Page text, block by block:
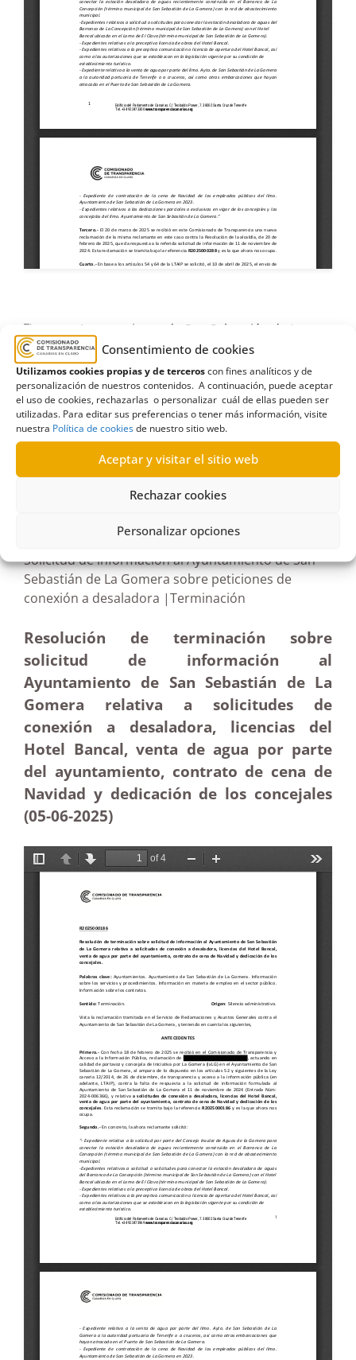
Consentimiento de cookies
Utilizamos cookies propias y de terceroscon fines analíticos y de
personalización de nuestros contenidos. A continuación, puede aceptar
el uso de cookies, rechazarlas o personalizar cuál de ellas pueden ser
utilizadas. Para editar sus preferencias o tener más información, visite
nuestra Política de cookiesde nuestro sitio web.
Aceptar y visitar el sitio web
Rechazar cookies
Personalizar opciones
Ayuntamiento de San Sebastián de La
Gomera,cena,concejales,desaladora,
formal,Hotel Bancal,Iniciativa por La Gomera,
IxLG,navidad,Terminación
Solicitud de información al Ayuntamiento de San
Sebastián de La Gomera sobre peticiones de
conexión a desaladora |Terminación
Resolución de terminación sobre
solicitud de información al
Ayuntamiento de San Sebastián de La
Gomera relativa a solicitudes de
conexión a desaladora, licencias del
Hotel Bancal, venta de agua por parte
del ayuntamiento, contrato de cena de
Navidad y dedicación de los concejales
(05-06-2025)